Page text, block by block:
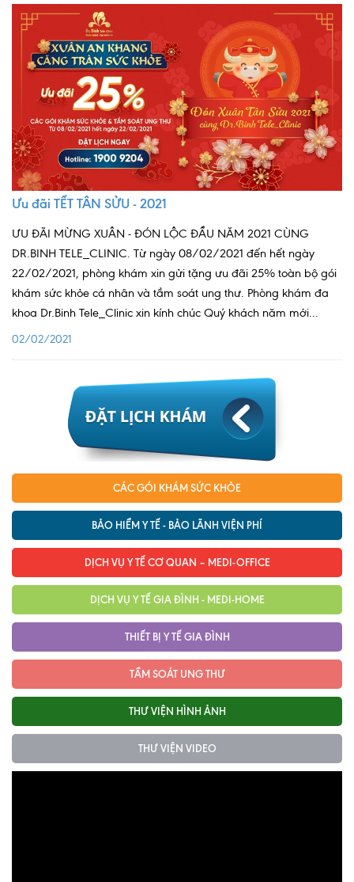
Ưu đãi TẾT TÂN SỬU - 2021
ƯU ĐÃI MỪNG XUÂN - ĐÓN LỘC ĐẦU NĂM 2021 CÙNG
DR.BINH TELE_CLINIC. Từ ngày 08/02/2021 đến hết ngày
22/02/2021, phòng khám xin gửi tặng ưu đãi 25% toàn bộ gói
khám sức khỏe cá nhân và tầm soát ung thư. Phòng khám đa
khoa Dr.Binh Tele_Clinic xin kính chúc Quý khách năm mới...
02/02/2021
CÁC GÓI KHÁM SỨC KHỎE
BẢO HIỂM Y TẾ - BẢO LÃNH VIỆN PHÍ
DỊCH VỤ Y TẾ CƠ QUAN – MEDI-OFFICE
DỊCH VỤ Y TẾ GIA ĐÌNH - MEDI-HOME
THIẾT BỊ Y TẾ GIA ĐÌNH
TẦM SOÁT UNG THƯ
THƯ VIỆN HÌNH ẢNH
THƯ VIỆN VIDEO